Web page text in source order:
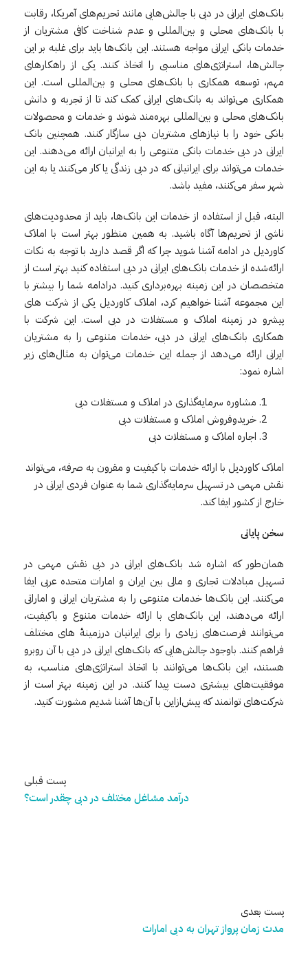
بانک‌های ایرانی در دبی با چالش‌هایی مانند تحریم‌های آمریکا، رقابت
با بانک‌های محلی و بین‌المللی و عدم شناخت کافی مشتریان از
خدمات بانکی ایرانی مواجه هستند. این بانک‌ها باید برای غلبه بر این
چالش‌ها، استراتژی‌های مناسبی را اتخاذ کنند. یکی از راهکارهای
مهم، توسعه همکاری با بانک‌های محلی و بین‌المللی است. این
همکاری می‌تواند به بانک‌های ایرانی کمک کند تا از تجربه و دانش
بانک‌های محلی و بین‌المللی بهره‌مند شوند و خدمات و محصولات
بانکی خود را با نیازهای مشتریان دبی سازگار کنند. همچنین بانک
ایرانی در دبی خدمات بانکی متنوعی را به ایرانیان ارائه می‌دهند. این
خدمات می‌تواند برای ایرانیانی که در دبی زندگی یا کار می‌کنند یا به این
شهر سفر می‌کنند، مفید باشد.
البته، قبل از استفاده از خدمات این بانک‌ها، باید از محدودیت‌های
ناشی از تحریم‌ها آگاه باشید. به همین منظور بهتر است با املاک
کاوردیل در ادامه آشنا شوید چرا که اگر قصد دارید با توجه به نکات
ارائه‌شده از خدمات بانک‌های ایرانی در دبی استفاده کنید بهتر است از
متخصصان در این زمینه بهره‌برداری کنید. درادامه شما را بیشتر با
این مجموعه آشنا خواهیم کرد، املاک کاوردیل یکی از شرکت های
پیشرو در زمینه املاک و مستغلات در دبی است. این شرکت با
همکاری بانک‌های ایرانی در دبی، خدمات متنوعی را به مشتریان
ایرانی ارائه می‌دهد از جمله این خدمات می‌توان به مثال‌های زیر
اشاره نمود:
مشاوره سرمایه‌گذاری در املاک و مستغلات دبی
خریدوفروش املاک و مستغلات دبی
اجاره املاک و مستغلات دبی
املاک کاوردیل با ارائه خدمات با کیفیت و مقرون به صرفه، می‌تواند
نقش مهمی در تسهیل سرمایه‌گذاری شما به عنوان فردی ایرانی در
خارج از کشور ایفا کند.
سخن پایانی
همان‌طور که اشاره شد بانک‌های ایرانی در دبی نقش مهمی در
تسهیل مبادلات تجاری و مالی بین ایران و امارات متحده عربی ایفا
می‌کنند. این بانک‌ها خدمات متنوعی را به مشتریان ایرانی و اماراتی
ارائه می‌دهند، این بانک‌های با ارائه خدمات متنوع و باکیفیت،
می‌توانند فرصت‌های زیادی را برای ایرانیان درزمینهٔ های مختلف
فراهم کنند. باوجود چالش‌هایی که بانک‌های ایرانی در دبی با آن روبرو
هستند، این بانک‌ها می‌توانند با اتخاذ استراتژی‌های مناسب، به
موفقیت‌های بیشتری دست پیدا کنند. در این زمینه بهتر است از
شرکت‌های توانمند که پیش‌ازاین با آن‌ها آشنا شدیم مشورت کنید.
پست قبلی
درآمد مشاغل مختلف در دبی چقدر است؟
پست بعدی
مدت زمان پرواز تهران به دبی امارات